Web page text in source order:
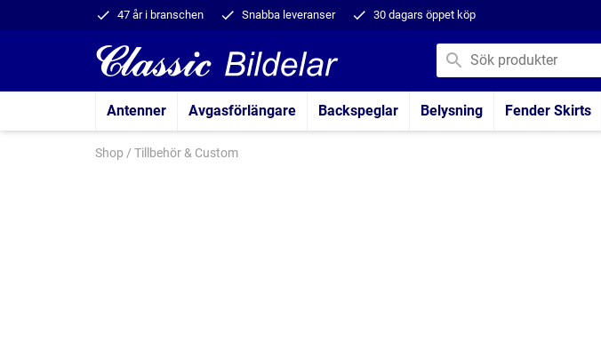
47 år i branschen Snabba leveranser 30 dagars öppet köp
Antenner Avgasförlängare Backspeglar Belysning Fender Skirts
Shop / Tillbehör & Custom